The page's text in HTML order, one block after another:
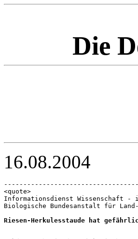
Die
16.08.2004
<quote>
Informationsdienst Wissenschaft
Biologische Bundesanstalt für
Riesen-Herkulesstaude hat